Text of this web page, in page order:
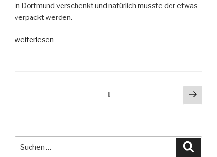
in Dortmund verschenkt und natürlich musste der etwas
verpackt werden.
„Zauberwürfel
weiterlesen
1